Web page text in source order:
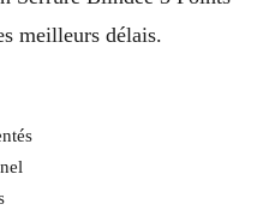
meilleurs délais.